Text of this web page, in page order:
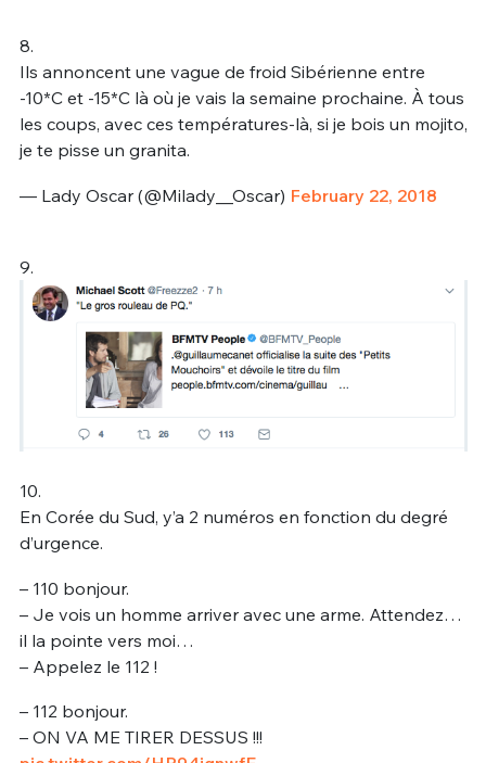
8.
Ils annoncent une vague de froid Sibérienne entre
-10*C et -15*C là où je vais la semaine prochaine. À tous
les coups, avec ces températures-là, si je bois un mojito,
je te pisse un granita.
— Lady Oscar (@Milady__Oscar) February 22, 2018
9.
10.
En Corée du Sud, y’a 2 numéros en fonction du degré
d’urgence.
– 110 bonjour.
– Je vois un homme arriver avec une arme. Attendez…
il la pointe vers moi…
– Appelez le 112 !
– 112 bonjour.
– ON VA ME TIRER DESSUS !!!